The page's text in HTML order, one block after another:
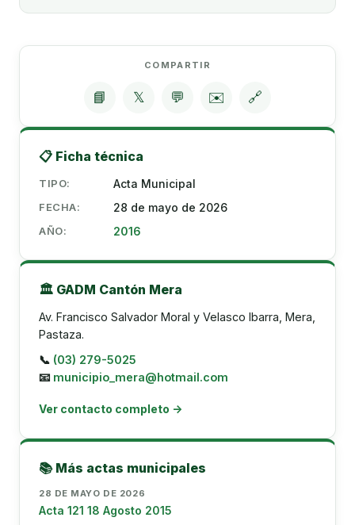
COMPARTIR
📘 𝕏 💬 ✉️ 🔗
📋 Ficha técnica
TIPO: Acta Municipal
FECHA: 28 de mayo de 2026
AÑO: 2016
🏛️ GADM Cantón Mera
Av. Francisco Salvador Moral y Velasco Ibarra, Mera,
Pastaza.
📞 (03) 279-5025
📧 municipio_mera@hotmail.com
Ver contacto completo →
📚 Más actas municipales
28 DE MAYO DE 2026
Acta 121 18 Agosto 2015